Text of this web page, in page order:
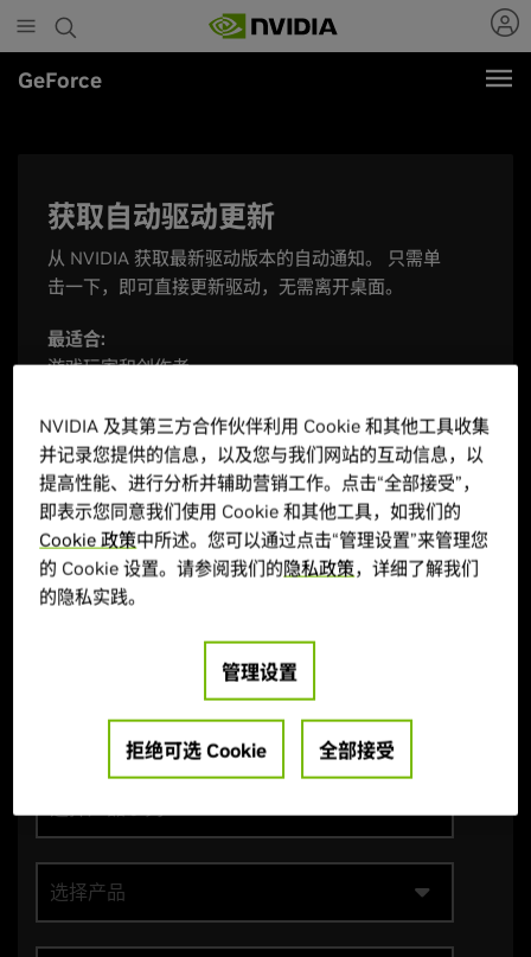
to
main
content
GeForce
获取自动驱动更新
从 NVIDIA 获取最新驱动版本的自动通知。 只需单
击一下，即可直接更新驱动，无需离开桌面。
最适合:
游戏玩家和创作者
NVIDIA App
手动驱动搜索
选择产品类别
选择产品
NVIDIA 及其第三方合作伙伴利用 Cookie 和其他工具收集
并记录您提供的信息，以及您与我们网站的互动信息，以
提高性能、进行分析并辅助营销工作。点击“全部接受”，
即表示您同意我们使用 Cookie 和其他工具，如我们的
Cookie 政策中所述。您可以通过点击“管理设置”来管理您
的 Cookie 设置。请参阅我们的隐私政策，详细了解我们
的隐私实践。
管理设置
拒绝可选 Cookie 全部接受